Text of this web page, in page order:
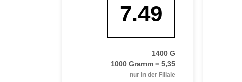
7.49
1400 G
1000 Gramm = 5,35
nur in der Filiale